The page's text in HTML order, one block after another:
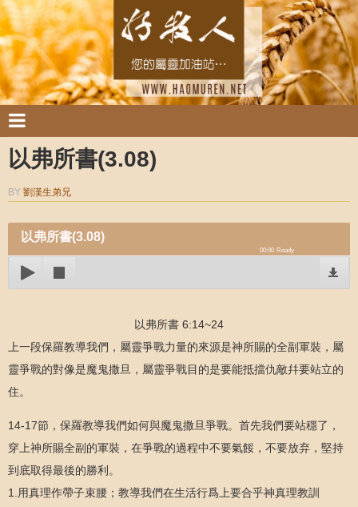
以弗所書(3.08)
BY 劉漢生弟兄
以弗所書(3.08)
00:00 Ready
以弗所書 6:14~24
上一段保羅教導我們，屬靈爭戰力量的來源是神所賜的全副軍裝，屬
靈爭戰的對像是魔鬼撒旦，屬靈爭戰目的是要能抵擋仇敵幷要站立的
住。
14-17節，保羅教導我們如何與魔鬼撒旦爭戰。首先我們要站穩了，
穿上神所賜全副的軍裝，在爭戰的過程中不要氣餒，不要放弃，堅持
到底取得最後的勝利。
1.用真理作帶子束腰；教導我們在生活行爲上要合乎神真理教訓